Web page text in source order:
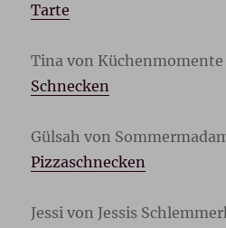
Tarte
Tina von
Schnecken
Gülsah von
Pizzaschnecken
Jessi von Jessis